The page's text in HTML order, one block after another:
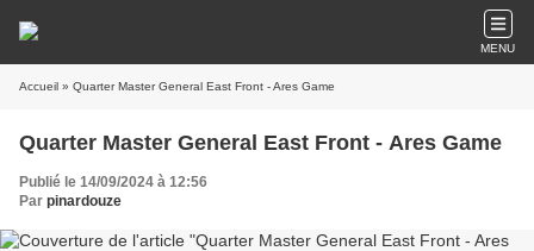
MENU
Accueil » Quarter Master General East Front - Ares Game
Quarter Master General East Front - Ares Game
Publié le 14/09/2024 à 12:56
Par pinardouze